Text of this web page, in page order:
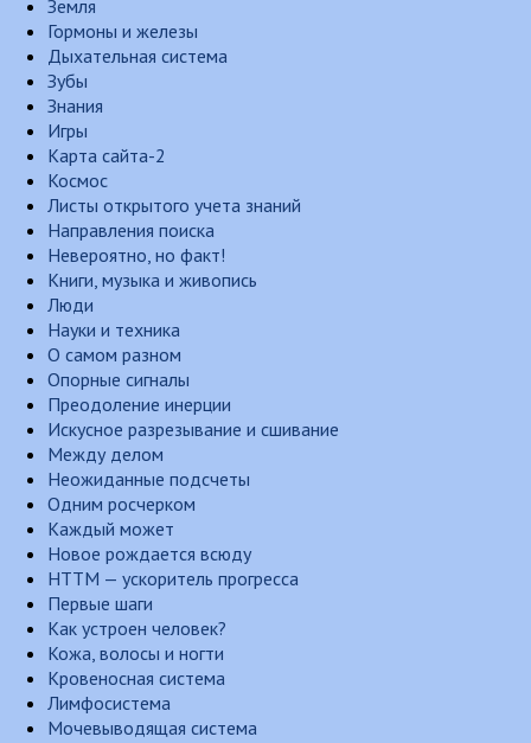
Земля
Гормоны и железы
Дыхательная система
Зубы
Знания
Игры
Карта сайта-2
Космос
Листы открытого учета знаний
Направления поиска
Невероятно, но факт!
Книги, музыка и живопись
Люди
Науки и техника
О самом разном
Опорные сигналы
Преодоление инерции
Искусное разрезывание и сшивание
Между делом
Неожиданные подсчеты
Одним росчерком
Каждый может
Новое рождается всюду
НТТМ — ускоритель прогресса
Первые шаги
Как устроен человек?
Кожа, волосы и ногти
Кровеносная система
Лимфосистема
Мочевыводящая система